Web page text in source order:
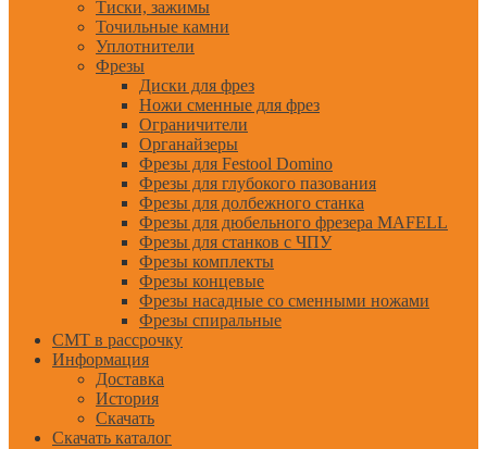
Тиски, зажимы
Точильные камни
Уплотнители
Фрезы
Диски для фрез
Ножи сменные для фрез
Ограничители
Органайзеры
Фрезы для Festool Domino
Фрезы для глубокого пазования
Фрезы для долбежного станка
Фрезы для дюбельного фрезера MAFELL
Фрезы для станков с ЧПУ
Фрезы комплекты
Фрезы концевые
Фрезы насадные со сменными ножами
Фрезы спиральные
CMT в рассрочку
Информация
Доставка
История
Скачать
Скачать каталог